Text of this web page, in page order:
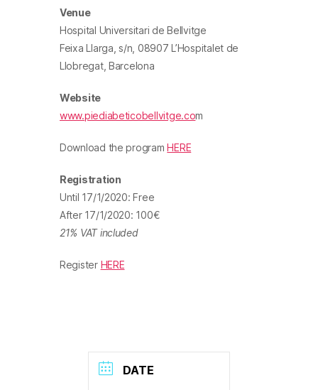
Venue
Hospital Universitari de Bellvitge
Feixa Llarga, s/n, 08907 L’Hospitalet de
Llobregat, Barcelona
Website
www.piediabeticobellvitge.com
Download the programHERE
Registration
Until 17/1/2020: Free
After 17/1/2020: 100€
21% VAT included
Register HERE
DATE